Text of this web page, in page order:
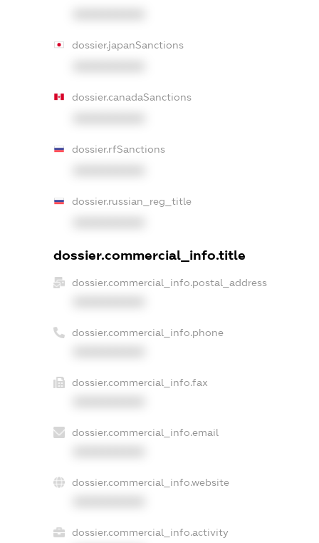
dossier.japanSanctions
dossier.canadaSanctions
dossier.rfSanctions
dossier.russian_reg_title
dossier.commercial_info.title
dossier.commercial_info.postal_address
dossier.commercial_info.phone
dossier.commercial_info.fax
dossier.commercial_info.email
dossier.commercial_info.website
dossier.commercial_info.activity